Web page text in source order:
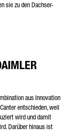
sie zu den Dachser-
aus Innovation
entschieden, weil
wird und damit
Darüber hinaus ist